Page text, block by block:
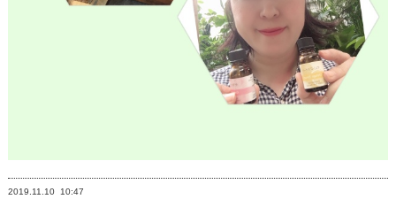
2019.11.10 10:47